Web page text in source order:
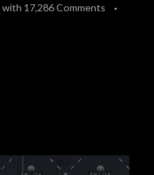
with 17,286 Comments